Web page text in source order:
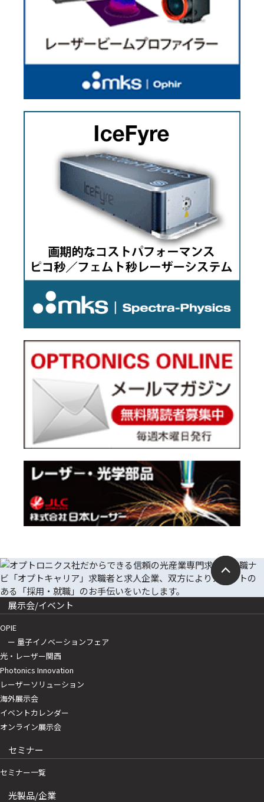
展示会/イベント
OPIE
ー 量子イノベーションフェア
光・レーザー関西
Photonics Innovation
レーザーソリューション
海外展示会
イベントカレンダー
オンライン展示会
セミナー
セミナー一覧
光製品/企業